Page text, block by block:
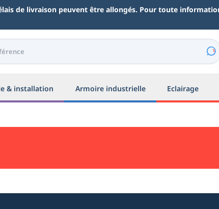
de livraison peuvent être allongés. Pour toute
& installation Armoire industrielle Eclairage